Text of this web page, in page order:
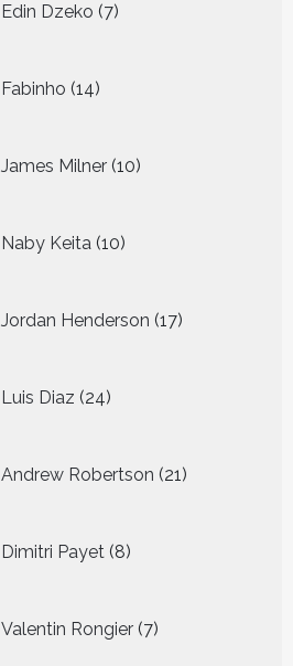
Edin Dzeko 7
producten
Fabinho 14
producten
James Milner 10
producten
Naby Keita 10
producten
Jordan Henderson 17
producten
Luis Diaz 24
producten
Andrew Robertson 21
producten
Dimitri Payet 8
producten
Valentin Rongier 7
producten